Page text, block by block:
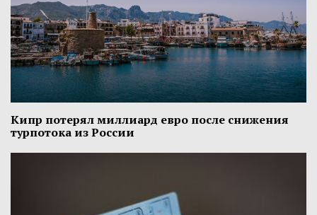
Кипр потерял миллиард евро после снижения
турпотока из России